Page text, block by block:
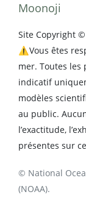
Moonoji
Site Copyright
⚠️Vous êtes
mer. Toutes
indicatif
modèles
au public.
l’exactitude,
présentes sur
© National
(NOAA).